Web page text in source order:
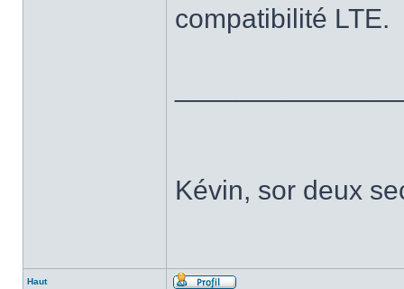
compatibilité LTE.
Kévin, sor deux
Haut